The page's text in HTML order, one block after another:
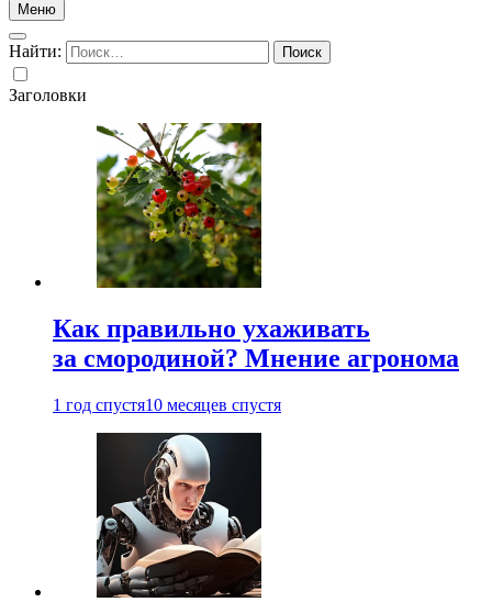
Меню
Найти:
Заголовки
Как правильно ухаживать
за смородиной? Мнение агронома
1 год спустя10 месяцев спустя